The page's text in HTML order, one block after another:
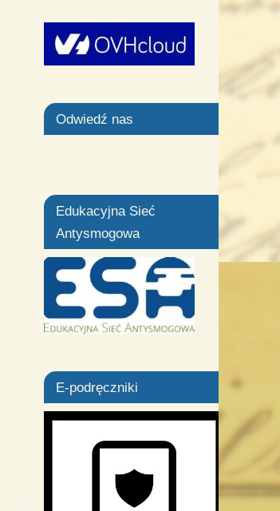
Odwiedź nas
Edukacyjna Sieć
Antysmogowa
E-podręczniki